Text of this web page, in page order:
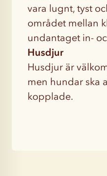
vara lugnt, tyst
området mellan
undantaget in-
Husdjur
Husdjur är
men hundar ska
kopplade.